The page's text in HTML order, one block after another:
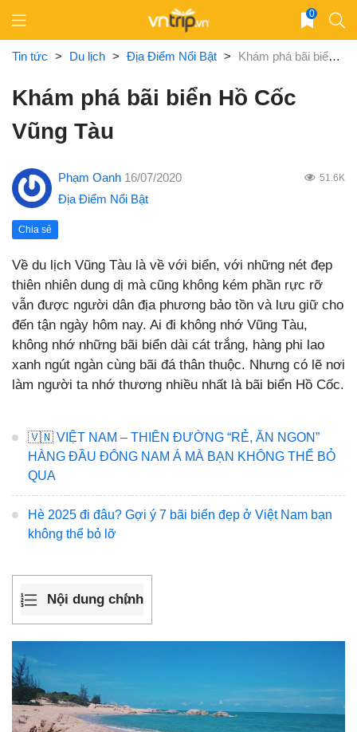
content
0
Tin tức > Du lịch > Địa Điểm Nổi Bật > Khám phá bãi biển Hồ Cốc Vũng Tàu
Khám phá bãi biển Hồ Cốc
Vũng Tàu
Phạm Oanh 16/07/2020 51.6K
Địa Điểm Nổi Bật
Chia sẻ
Về du lịch Vũng Tàu là về với biển, với những nét đẹp
thiên nhiên dung dị mà cũng không kém phần rực rỡ
vẫn được người dân địa phương bảo tồn và lưu giữ cho
đến tận ngày hôm nay. Ai đi không nhớ Vũng Tàu,
không nhớ những bãi biển dài cát trắng, hàng phi lao
xanh ngút ngàn cùng bãi đá thân thuộc. Nhưng có lẽ nơi
làm người ta nhớ thương nhiều nhất là bãi biển Hồ Cốc.
🇻🇳 VIỆT NAM – THIÊN ĐƯỜNG “RẺ, ĂN NGON”
HÀNG ĐẦU ĐÔNG NAM Á MÀ BẠN KHÔNG THỂ BỎ
QUA
Hè 2025 đi đâu? Gợi ý 7 bãi biển đẹp ở Việt Nam bạn
không thể bỏ lỡ
Nội dung chính